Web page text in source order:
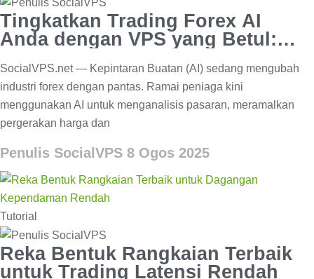
Tingkatkan Trading Forex AI
Anda dengan VPS yang Betul:
SocialVPS.net — Kepintaran Buatan (AI) sedang mengubah
industri forex dengan pantas. Ramai peniaga kini
menggunakan AI untuk menganalisis pasaran, meramalkan
pergerakan harga dan
Penulis SocialVPS 8 Ogos 2025
Tutorial
Reka Bentuk Rangkaian Terbaik
untuk Trading Latensi Rendah